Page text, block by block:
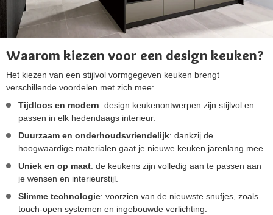
Waarom kiezen voor een design keuken?
Het kiezen van een stijlvol vormgegeven keuken brengt
verschillende voordelen met zich mee:
Tijdloos en modern: design keukenontwerpen zijn stijlvol en
passen in elk hedendaags interieur.
Duurzaam en onderhoudsvriendelijk: dankzij de
hoogwaardige materialen gaat je nieuwe keuken jarenlang mee.
Uniek en op maat: de keukens zijn volledig aan te passen aan
je wensen en interieurstijl.
Slimme technologie: voorzien van de nieuwste snufjes, zoals
touch-open systemen en ingebouwde verlichting.